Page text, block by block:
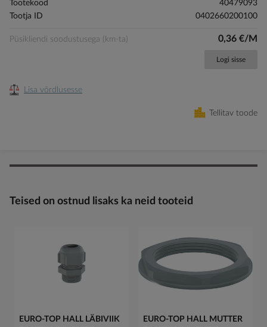
images
gallery
Tootekood
40479093
Tootja ID
0402660200100
Püsikliendi soodustusega (km-ta) 0,36 €/M
Logi sisse
Lisa võrdlusesse
Tellitav toode
Teised on ostnud lisaks ka neid tooteid
EURO-TOP HALL LÄBIVIIK
EURO-TOP HALL MUTTER